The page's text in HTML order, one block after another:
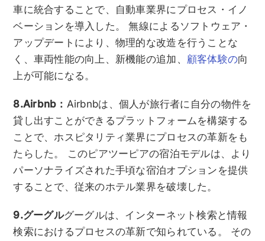
車に統合することで、自動車業界にプロセス・イノ
ベーションを導入した。 無線によるソフトウェア・
アップデートにより、物理的な改造を行うことな
く、車両性能の向上、新機能の追加、 顧客体験の向
上が可能になる。
8.Airbnb： Airbnbは、個人が旅行者に自分の物件を
貸し出すことができるプラットフォームを構築する
ことで、ホスピタリティ業界にプロセスの革新をも
たらした。 このピアツーピアの宿泊モデルは、より
パーソナライズされた手頃な宿泊オプションを提供
することで、従来のホテル業界を破壊した。
9.グーグルグーグルは、インターネット検索と情報
検索におけるプロセスの革新で知られている。 その